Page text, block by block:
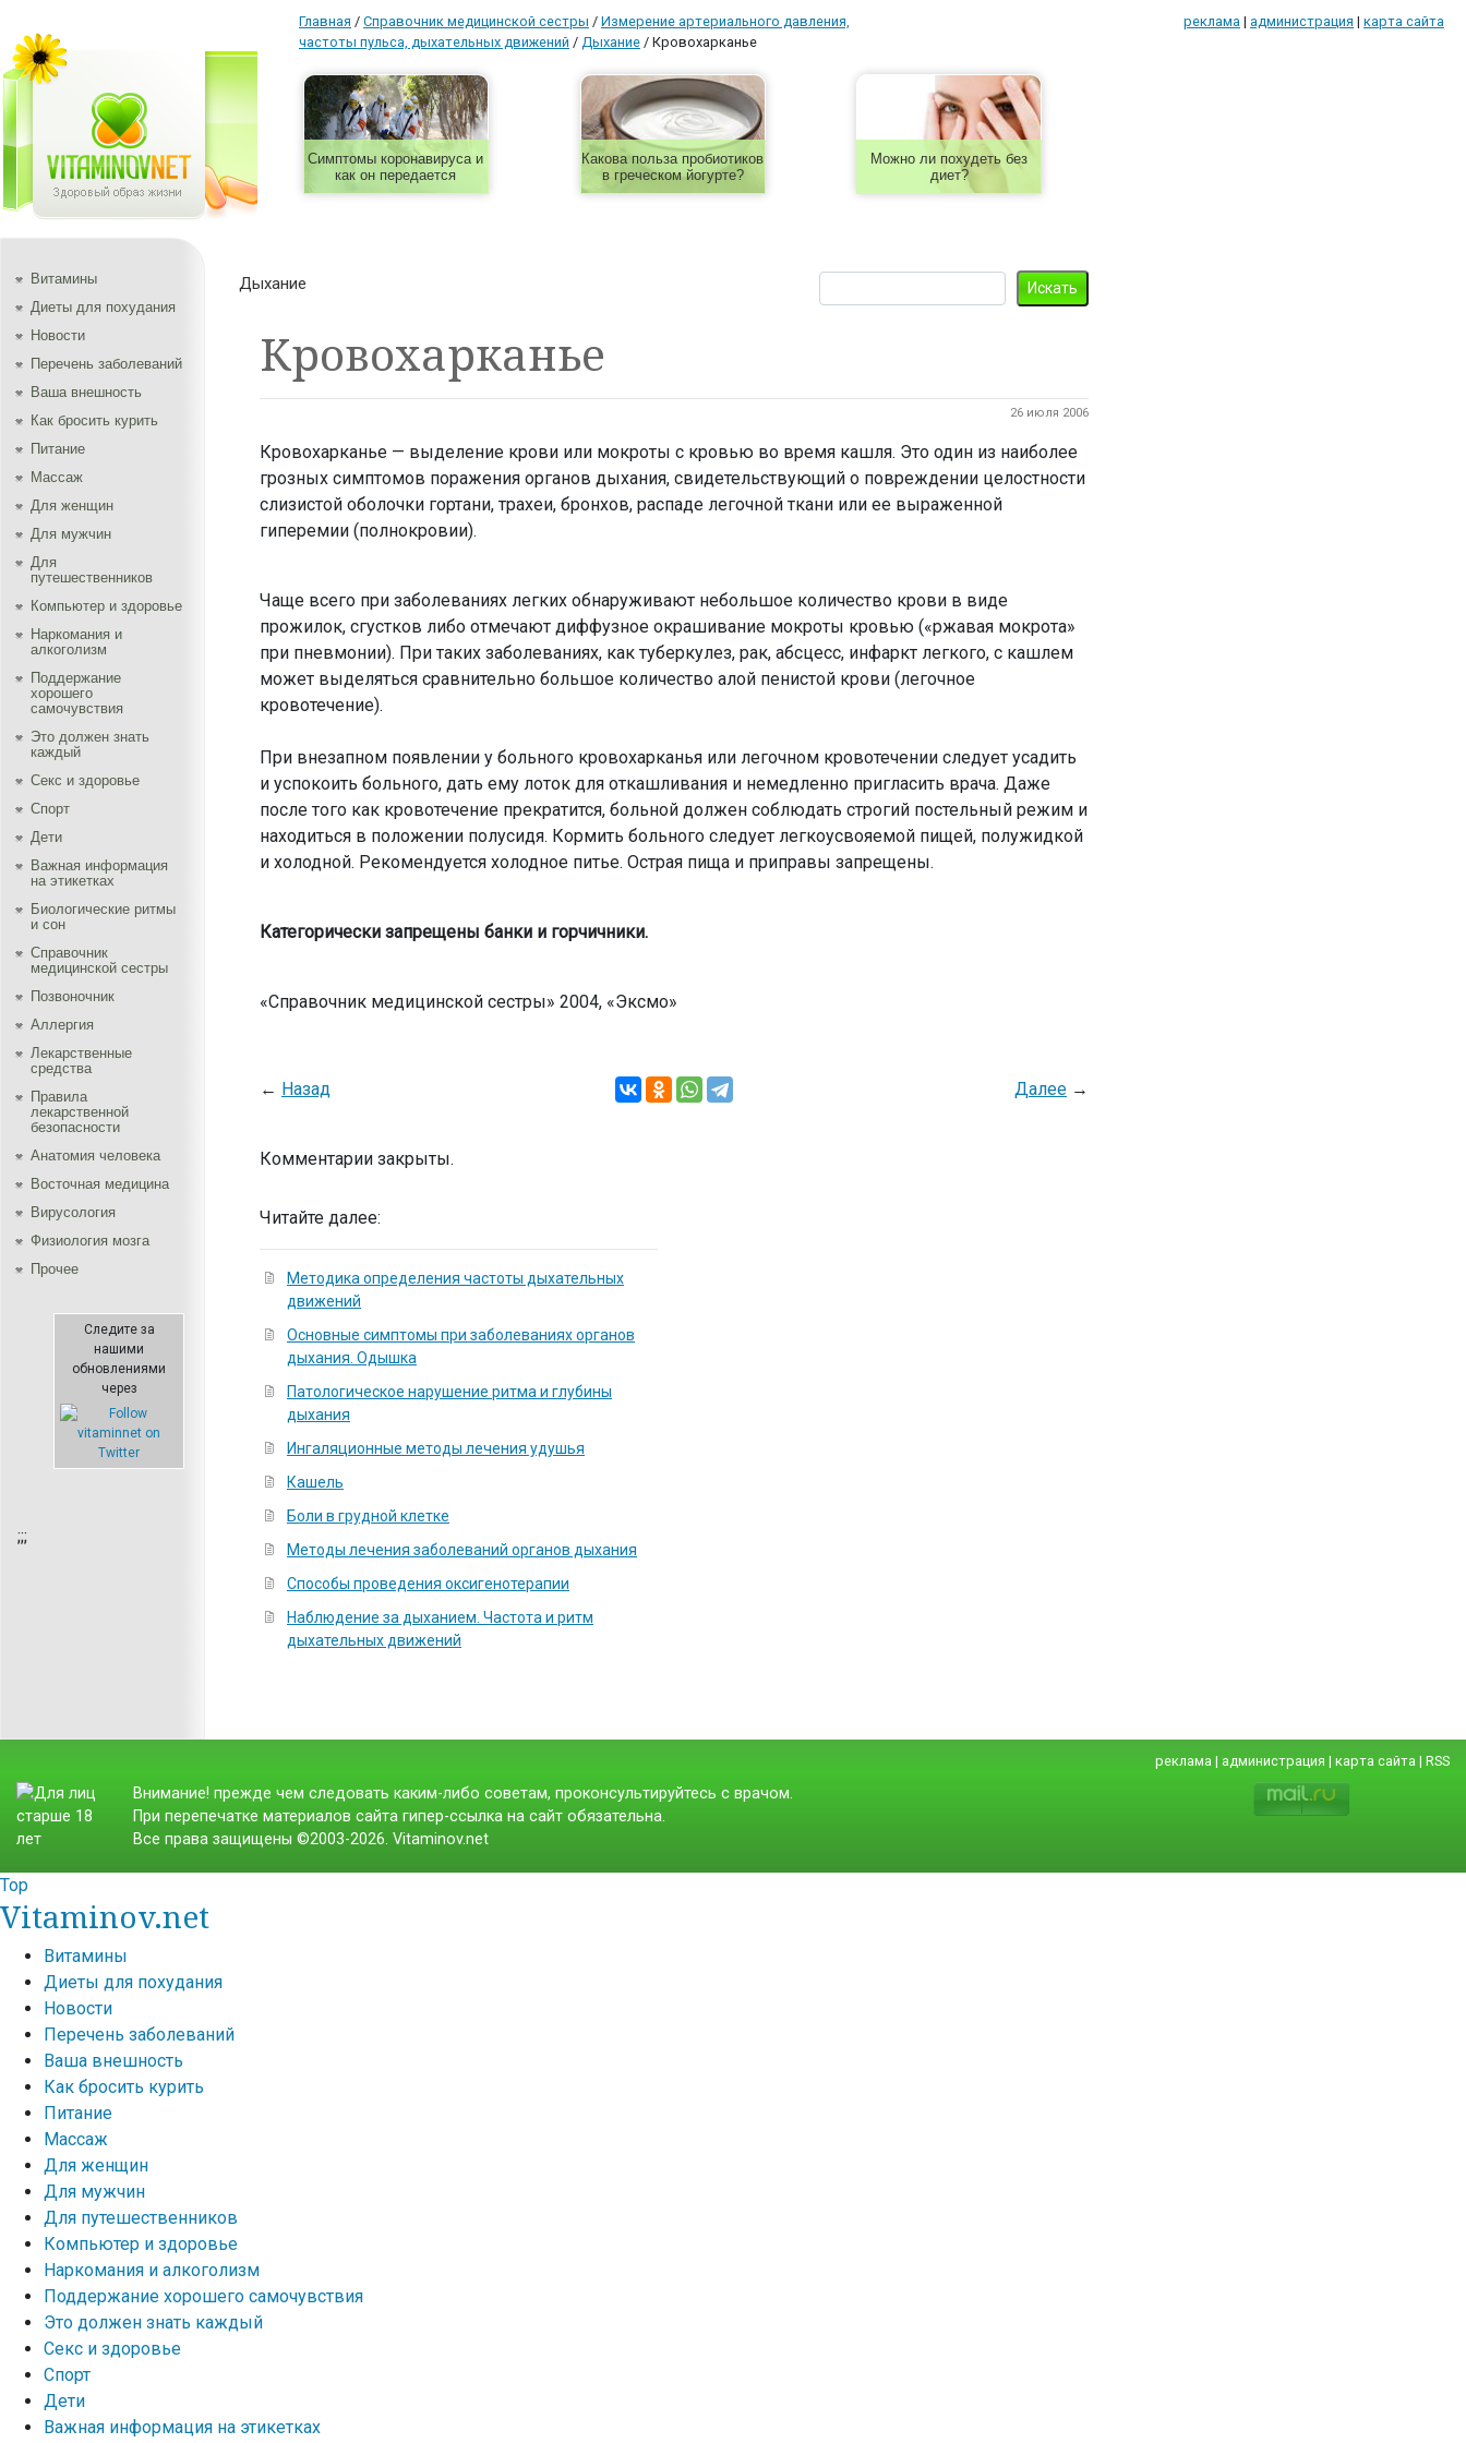
Главная / Справочник медицинской сестры / Измерение артериального давления,
частоты пульса, дыхательных движений / Дыхание / Кровохарканье
реклама | администрация | карта сайта
Симптомы коронавируса и
как он передается
Какова польза пробиотиков
в греческом йогурте?
Можно ли похудеть без
диет?
Витамины
Диеты для похудания
Новости
Перечень заболеваний
Ваша внешность
Как бросить курить
Питание
Массаж
Для женщин
Для мужчин
Для
путешественников
Компьютер и здоровье
Наркомания и
алкоголизм
Поддержание
хорошего
самочувствия
Это должен знать
каждый
Секс и здоровье
Спорт
Дети
Важная информация
на этикетках
Биологические ритмы
и сон
Справочник
медицинской сестры
Позвоночник
Аллергия
Лекарственные
средства
Правила
лекарственной
безопасности
Aнатомия человека
Восточная медицина
Вирусология
Физиология мозга
Прочее
Следите за
нашими
обновлениями
через
;;;
Дыхание
Кровохарканье
26 июля 2006
Кровохарканье — выделение крови или мокроты с кровью во время кашля. Это один из наиболее
грозных симптомов поражения органов дыхания, свидетельствующий о повреждении целостности
слизистой оболочки гортани, трахеи, бронхов, распаде легочной ткани или ее выраженной
гиперемии (полнокровии).
Чаще всего при заболеваниях легких обнаруживают небольшое количество крови в виде
прожилок, сгустков либо отмечают диффузное окрашивание мокроты кровью («ржавая мокрота»
при пневмонии). При таких заболеваниях, как туберкулез, рак, абсцесс, инфаркт легкого, с кашлем
может выделяться сравнительно большое количество алой пенистой крови (легочное
кровотечение).
При внезапном появлении у больного кровохарканья или легочном кровотечении следует усадить
и успокоить больного, дать ему лоток для откашливания и немедленно пригласить врача. Даже
после того как кровотечение прекратится, больной должен соблюдать строгий постельный режим и
находиться в положении полусидя. Кормить больного следует легкоусвояемой пищей, полужидкой
и холодной. Рекомендуется холодное питье. Острая пища и приправы запрещены.
Категорически запрещены банки и горчичники.
«Справочник медицинской сестры» 2004, «Эксмо»
← Назад Далее→
Комментарии закрыты.
Читайте далее:
Методика определения частоты дыхательных
движений
Основные симптомы при заболеваниях органов
дыхания. Одышка
Патологическое нарушение ритма и глубины
дыхания
Ингаляционные методы лечения удушья
Кашель
Боли в грудной клетке
Методы лечения заболеваний органов дыхания
Способы проведения оксигенотерапии
Наблюдение за дыханием. Частота и ритм
дыхательных движений
реклама | администрация | карта сайта | RSS
Внимание! прежде чем следовать каким-либо советам, проконсультируйтесь с врачом.
При перепечатке материалов сайта гипер-ссылка на сайт обязательна.
Все права защищены ©2003-2026. Vitaminov.net
Top
Vitaminov.net
Витамины
Диеты для похудания
Новости
Перечень заболеваний
Ваша внешность
Как бросить курить
Питание
Массаж
Для женщин
Для мужчин
Для путешественников
Компьютер и здоровье
Наркомания и алкоголизм
Поддержание хорошего самочувствия
Это должен знать каждый
Секс и здоровье
Спорт
Дети
Важная информация на этикетках